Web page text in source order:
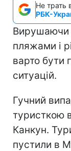
Не трать
РБК-
Вирушаючи
пляжами і
варто бути
ситуацій.
Гучний
туристкою
Канкун.
пустили в